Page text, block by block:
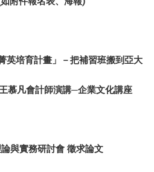
英培育計畫」－把補習班搬到亞大
慕凡會計師演講─企業文化講座
與實務研討會 徵求論文